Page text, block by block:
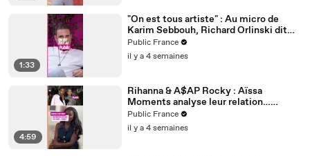
1:33
"On est tous artiste" : Au micro de
Karim Sebbouh, Richard Orlinski dit
tout au Public
Public France
il y a 4 semaines
4:59
Rihanna & A$AP Rocky : Aïssa
Moments analyse leur relation…
Couple toxique ? Rihanna serait-elle
malheureuse ?
Public France
il y a 4 semaines